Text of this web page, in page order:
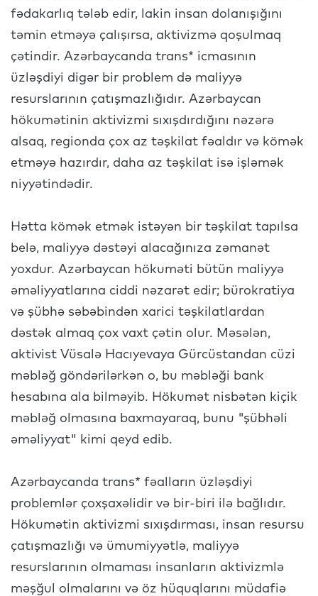
fədakarlıq tələb edir, lakin insan dolanışığını
təmin etməyə çalışırsa, aktivizmə qoşulmaq
çətindir. Azərbaycanda trans* icmasının
üzləşdiyi digər bir problem də maliyyə
resurslarının çatışmazlığıdır. Azərbaycan
hökumətinin aktivizmi sıxışdırdığını nəzərə
alsaq, regionda çox az təşkilat fəaldır və kömək
etməyə hazırdır, daha az təşkilat isə işləmək
niyyətindədir.
Hətta kömək etmək istəyən bir təşkilat tapılsa
belə, maliyyə dəstəyi alacağınıza zəmanət
yoxdur. Azərbaycan hökuməti bütün maliyyə
əməliyyatlarına ciddi nəzarət edir; bürokratiya
və şübhə səbəbindən xarici təşkilatlardan
dəstək almaq çox vaxt çətin olur. Məsələn,
aktivist Vüsalə Hacıyevaya Gürcüstandan cüzi
məbləğ göndərilərkən o, bu məbləği bank
hesabına ala bilməyib. Hökumət nisbətən kiçik
məbləğ olmasına baxmayaraq, bunu "şübhəli
əməliyyat" kimi qeyd edib.
Azərbaycanda trans* fəalların üzləşdiyi
problemlər çoxşaxəlidir və bir-biri ilə bağlıdır.
Hökumətin aktivizmi sıxışdırması, insan resursu
çatışmazlığı və ümumiyyətlə, maliyyə
resurslarının olmaması insanların aktivizmlə
məşğul olmalarını və öz hüquqlarını müdafiə